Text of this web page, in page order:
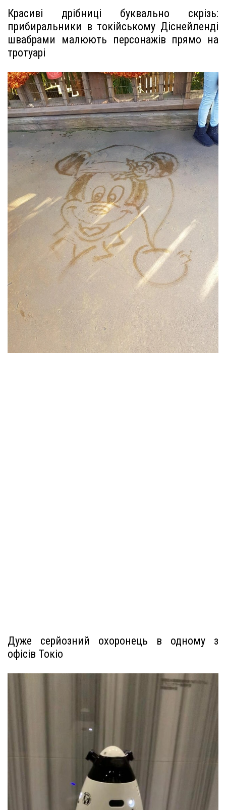
Красиві дрібниці буквально скрізь:
прибиральники в токійському Діснейленді
швабрами малюють персонажів прямо на
тротуарі
Дуже серйозний охоронець в одному з
офісів Токіо